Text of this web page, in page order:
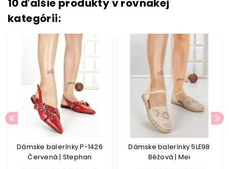
10 ďalšie produkty v rovnakej
kategórii:
Dámske balerínky P-1426
Červená | Stephan
Dámske balerínky 5LE98
Béžová | Mei